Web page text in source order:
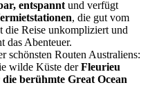
entspannt und verfügt
, die gut vom
die Reise unkompliziert und
das Abenteuer.
schönsten Routen Australiens:
wilde Küste derFleurieu
berühmte Great Ocean